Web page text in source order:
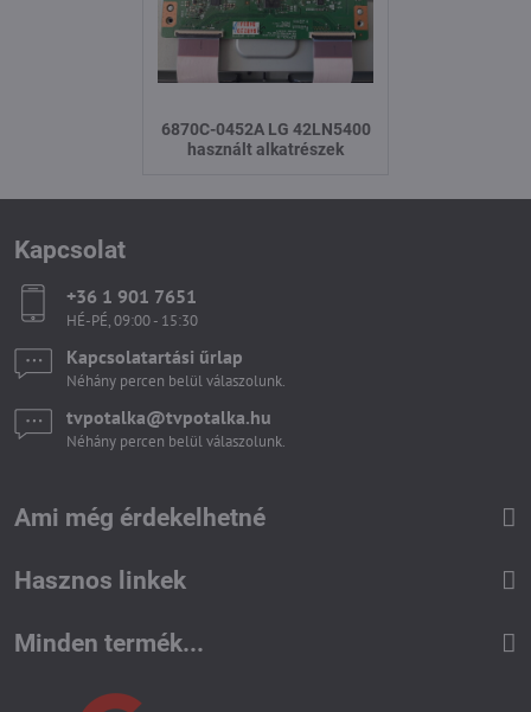
6870C-0452A LG 42LN5400
használt alkatrészek
Kapcsolat
+36 1 901 7651
HÉ-PÉ, 09:00 - 15:30
Kapcsolatartási űrlap
Néhány percen belül válaszolunk.
tvpotalka​@tvpotalka​.hu
Néhány percen belül válaszolunk.
Ami még érdekelhetné
Hasznos linkek
Minden termék...